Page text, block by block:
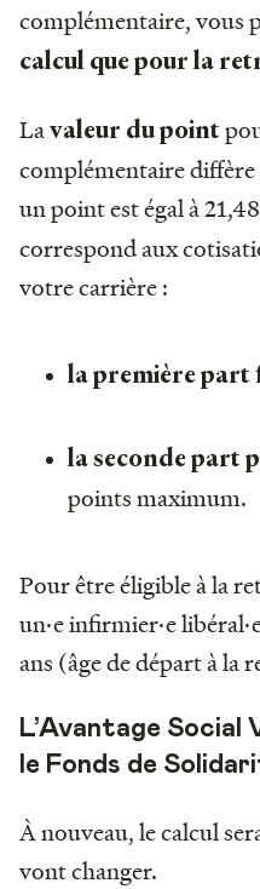
complémentaire, vous
calcul que pour la
Lavaleur du point
complémentaire diffère
un point est égal à
correspond aux
votre carrière :
la première
la seconde part
points maximum.
Pour être éligible à la
un·e infirmier·e
ans (âge de départ à la
L’Avantage Social
le Fonds de
À nouveau, le calcul
vont changer.